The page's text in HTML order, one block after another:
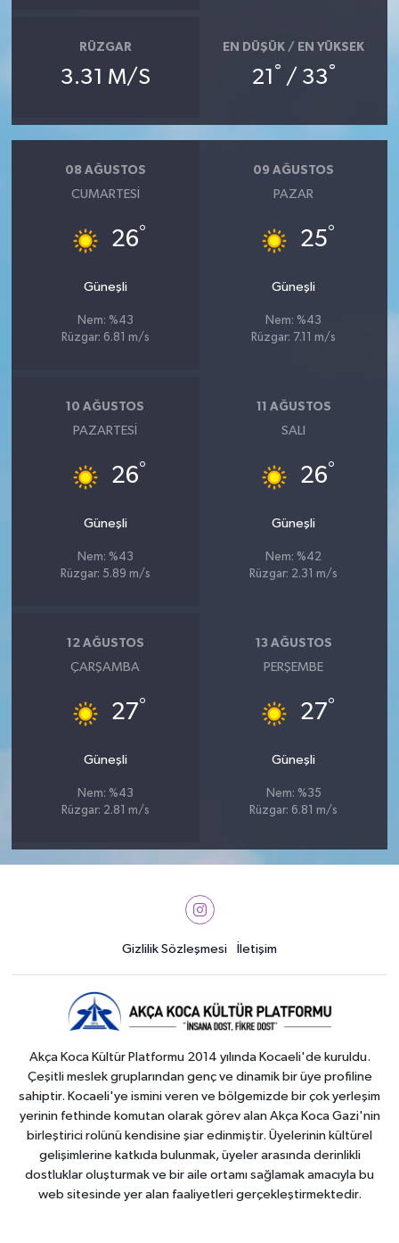
RÜZGAR
3.31 M/S
EN DÜŞÜK / EN YÜKSEK
21 ° / 33°
08 AĞUSTOS
CUMARTESI
26°
Güneşli
Nem: %43
Rüzgar: 6.81 m/s
09 AĞUSTOS
PAZAR
25°
Güneşli
Nem: %43
Rüzgar: 7.11 m/s
10 AĞUSTOS
PAZARTESI
26°
Güneşli
Nem: %43
Rüzgar: 5.89 m/s
11 AĞUSTOS
SALI
26°
Güneşli
Nem: %42
Rüzgar: 2.31 m/s
12 AĞUSTOS
ÇARŞAMBA
27°
Güneşli
Nem: %43
Rüzgar: 2.81 m/s
13 AĞUSTOS
PERŞEMBE
27°
Güneşli
Nem: %35
Rüzgar: 6.81 m/s
Gizlilik Sözleşmesi İletişim
Akça Koca Kültür Platformu 2014 yılında Kocaeli'de kuruldu.
Çeşitli meslek gruplarından genç ve dinamik bir üye profiline
sahiptir. Kocaeli'ye ismini veren ve bölgemizde bir çok yerleşim
yerinin fethinde komutan olarak görev alan Akça Koca Gazi'nin
birleştirici rolünü kendisine şiar edinmiştir. Üyelerinin kültürel
gelişimlerine katkıda bulunmak, üyeler arasında derinlikli
dostluklar oluşturmak ve bir aile ortamı sağlamak amacıyla bu
web sitesinde yer alan faaliyetleri gerçekleştirmektedir.